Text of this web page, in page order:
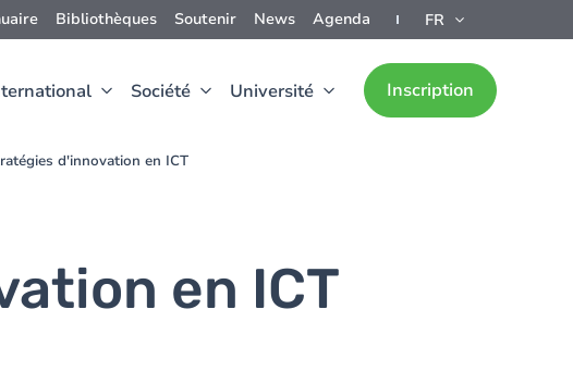
Bibliothèques Soutenir News Agenda FR
Société Université Inscription
d'innovation en ICT
en ICT